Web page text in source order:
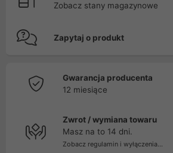
Zobacz stany magazynowe
Zapytaj o produkt
Gwarancja producenta
12 miesiące
Zwrot / wymiana towaru
Masz na to 14 dni.
Zobacz regulamin i wyłączenia...